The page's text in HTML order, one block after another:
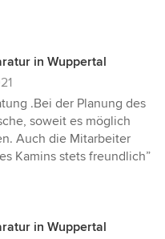
in Wuppertal
.Bei der Planung des
soweit es möglich
Auch die Mitarbeiter
Kamins stets freundlich”
in Wuppertal